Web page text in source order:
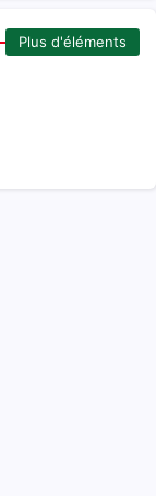
Plus d'éléments